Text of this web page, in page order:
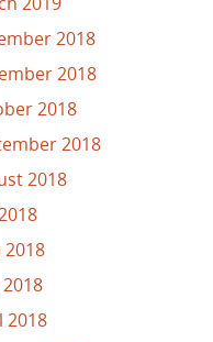
2018
2018
2018
2018
2018
2018
2018